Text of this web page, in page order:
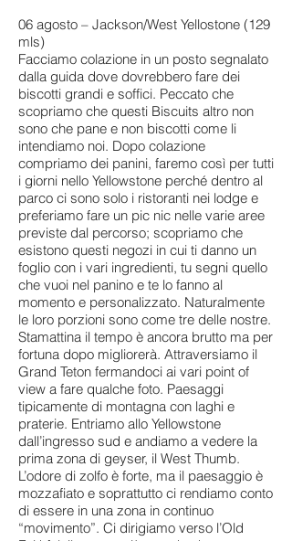
06 agosto – Jackson/West Yellostone (129
mls)
Facciamo colazione in un posto segnalato
dalla guida dove dovrebbero fare dei
biscotti grandi e soffici. Peccato che
scopriamo che questi Biscuits altro non
sono che pane e non biscotti come li
intendiamo noi. Dopo colazione
compriamo dei panini, faremo così per tutti
i giorni nello Yellowstone perché dentro al
parco ci sono solo i ristoranti nei lodge e
preferiamo fare un pic nic nelle varie aree
previste dal percorso; scopriamo che
esistono questi negozi in cui ti danno un
foglio con i vari ingredienti, tu segni quello
che vuoi nel panino e te lo fanno al
momento e personalizzato. Naturalmente
le loro porzioni sono come tre delle nostre.
Stamattina il tempo è ancora brutto ma per
fortuna dopo migliorerà. Attraversiamo il
Grand Teton fermandoci ai vari point of
view a fare qualche foto. Paesaggi
tipicamente di montagna con laghi e
praterie. Entriamo allo Yellowstone
dall’ingresso sud e andiamo a vedere la
prima zona di geyser, il West Thumb.
L’odore di zolfo è forte, ma il paesaggio è
mozzafiato e soprattutto ci rendiamo conto
di essere in una zona in continuo
“movimento”. Ci dirigiamo verso l’Old